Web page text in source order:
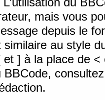
mais vous
depuis le
similaire au style
] à la place de <
BBCode,